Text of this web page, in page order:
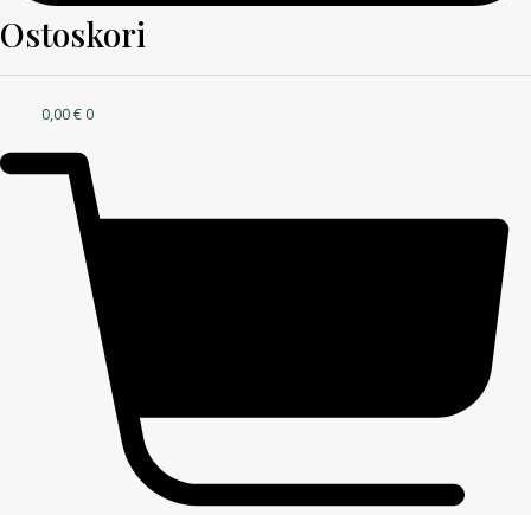
Ostoskori
0,00€ 0